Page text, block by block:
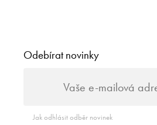
Odebírat novinky
Jak odhlásit odběr novinek